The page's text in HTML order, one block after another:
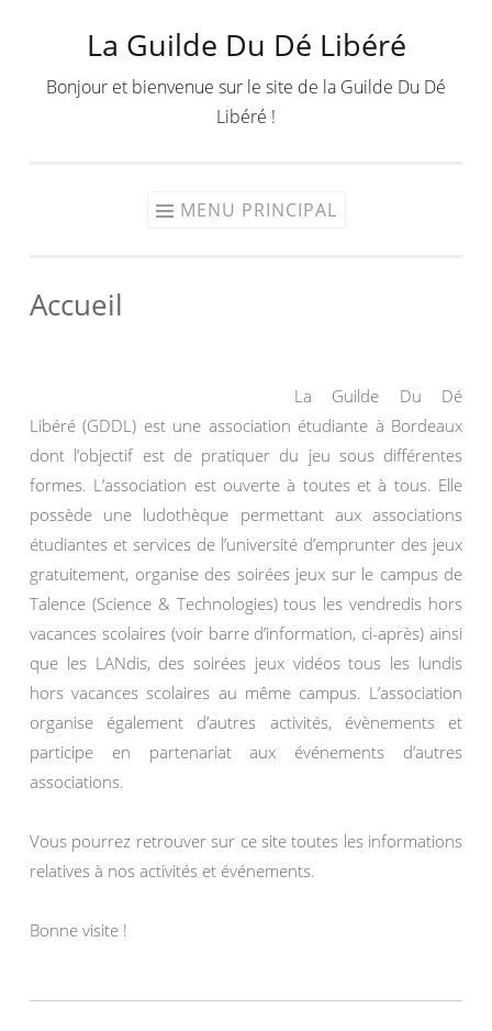
contenu
La Guilde Du Dé Libéré
Bonjour et bienvenue sur le site de la Guilde Du Dé
Libéré !
MENU PRINCIPAL
Accueil
La Guilde Du Dé
Libéré (GDDL) est une association étudiante à Bordeaux
dont l’objectif est de pratiquer du jeu sous différentes
formes. L’association est ouverte à toutes et à tous. Elle
possède une ludothèque permettant aux associations
étudiantes et services de l’université d’emprunter des jeux
gratuitement, organise des soirées jeux sur le campus de
Talence (Science & Technologies) tous les vendredis hors
vacances scolaires (voir barre d’information, ci-après) ainsi
que les LANdis, des soirées jeux vidéos tous les lundis
hors vacances scolaires au même campus. L’association
organise également d’autres activités, évènements et
participe en partenariat aux événements d’autres
associations.
Vous pourrez retrouver sur ce site toutes les informations
relatives à nos activités et événements.
Bonne visite !